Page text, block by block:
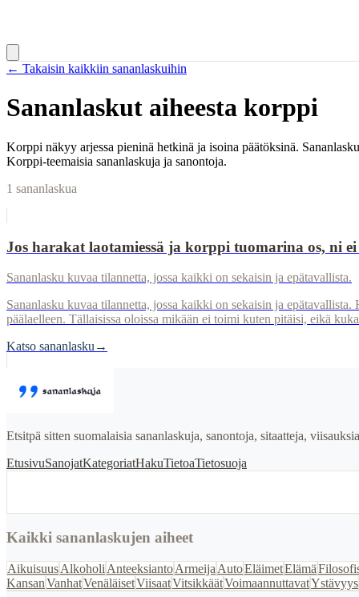
← Takaisin kaikkiin sananlaskuihin
Sananlaskut aiheesta korppi
Korppi näkyy arjessa pieninä hetkinä ja isoina päätöksinä.
Korppi-teemaisia sananlaskuja ja sanontoja.
1 sananlaskua
Jos harakat laotamiessä ja korppi tuomarina os, ni ei
Sananlasku kuvaa tilannetta, jossa kaikki on sekaisin ja epätavallista.
Sananlasku kuvaa tilannetta, jossa kaikki on sekaisin ja
päälaelleen. Tällaisissa oloissa mikään ei toimi kuten pitäisi, eikä
Katso sananlasku →
Etsitpä sitten suomalaisia sananlaskuja, sanontoja, sitaatteja,
EtusivuSanojatKategoriatHakuTietoaTietosuoja
Kaikki sananlaskujen aiheet
AikuisuusAlkoholi AnteeksiantoArmeija AutoEläimetElämä
KansanVanhatVenäläisetViisaatVitsikkäätVoimaannuttavatYstävyys